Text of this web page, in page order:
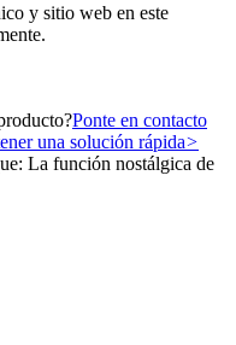
y sitio web en este
Ponte en contacto
una solución rápida>
La función nostálgica de